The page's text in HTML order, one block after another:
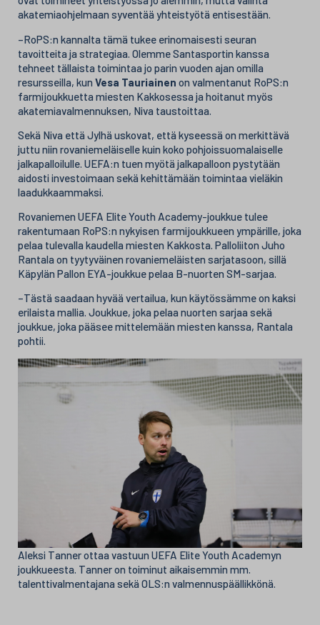
akatemiaohjelmaan syventää yhteistyötä entisestään.
–RoPS:n kannalta tämä tukee erinomaisesti seuran
tavoitteita ja strategiaa. Olemme Santasportin kanssa
tehneet tällaista toimintaa jo parin vuoden ajan omilla
resursseilla, kun Vesa Tauriainen on valmentanut RoPS:n
farmijoukkuetta miesten Kakkosessa ja hoitanut myös
akatemiavalmennuksen, Niva taustoittaa.
Sekä Niva että Jylhä uskovat, että kyseessä on merkittävä
juttu niin rovaniemeläiselle kuin koko pohjoissuomalaiselle
jalkapalloilulle. UEFA:n tuen myötä jalkapalloon pystytään
aidosti investoimaan sekä kehittämään toimintaa vieläkin
laadukkaammaksi.
Rovaniemen UEFA Elite Youth Academy-joukkue tulee
rakentumaan RoPS:n nykyisen farmijoukkueen ympärille, joka
pelaa tulevalla kaudella miesten Kakkosta. Palloliiton Juho
Rantala on tyytyväinen rovaniemeläisten sarjatasoon, sillä
Käpylän Pallon EYA-joukkue pelaa B-nuorten SM-sarjaa.
–Tästä saadaan hyvää vertailua, kun käytössämme on kaksi
erilaista mallia. Joukkue, joka pelaa nuorten sarjaa sekä
joukkue, joka pääsee mittelemään miesten kanssa, Rantala
pohtii.
Aleksi Tanner ottaa vastuun UEFA Elite Youth Academyn
joukkueesta. Tanner on toiminut aikaisemmin mm.
talenttivalmentajana sekä OLS:n valmennuspäällikkönä.